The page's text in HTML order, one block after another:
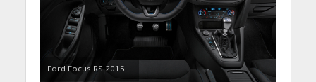
Ford Focus RS 2015